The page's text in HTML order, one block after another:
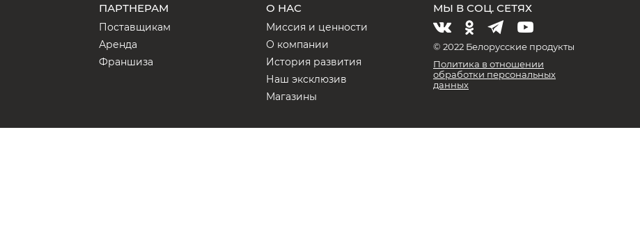
ПАРТНЕРАМ
Поставщикам
Аренда
Франшиза
О НАС
Миссия и ценности
О компании
История развития
Наш эксклюзив
Магазины
МЫ В СОЦ. СЕТЯХ
© 2022 Белорусские продукты
Политика в отношении
обработки персональных
данных